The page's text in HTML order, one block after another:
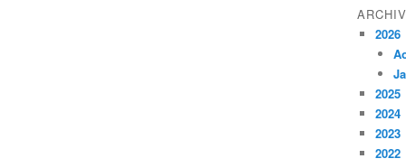
2026
2025
2024
2023
2022